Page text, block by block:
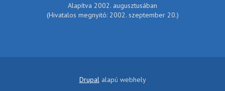
Alapítva 2002. augusztusában
(Hivatalos megnyitó: 2002. szeptember 20.)
Drupalalapú webhely